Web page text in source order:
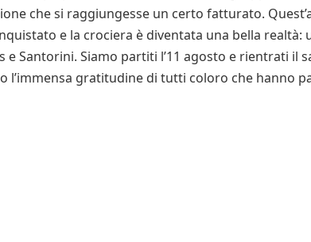
che si raggiungesse un certo fatturato.
e la crociera è diventata una bella realtà:
e Santorini. Siamo partiti l’11 agosto e rientrati il
l’immensa gratitudine di tutti coloro che hanno